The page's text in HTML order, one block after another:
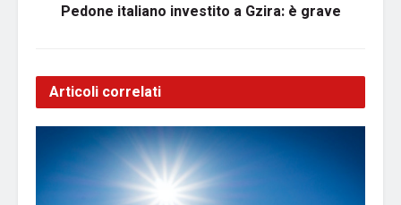
Pedone italiano investito a Gzira: è grave
Articoli correlati